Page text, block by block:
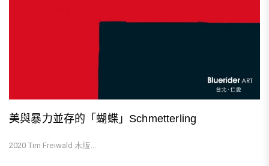
美與暴力並存的「蝴蝶」Schmetterling
2020 Tim Freiwald 木版...